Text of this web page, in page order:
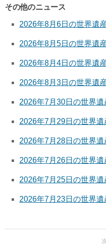
その他のニュース
2026年8月6日の世界遺
2026年8月5日の世界遺
2026年8月4日の世界遺
2026年8月3日の世界遺
2026年7月30日の世界
2026年7月29日の世界
2026年7月28日の世界
2026年7月26日の世界
2026年7月25日の世界
2026年7月23日の世界